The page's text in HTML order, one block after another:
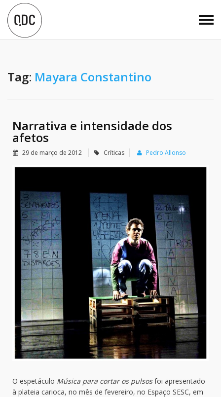
Tag: Mayara Constantino
Narrativa e intensidade dos
afetos
29 de março de 2012 Críticas Pedro Allonso
O espetáculo Música para cortar os pulsosfoi apresentado
à plateia carioca, no mês de fevereiro, no Espaço SESC, em